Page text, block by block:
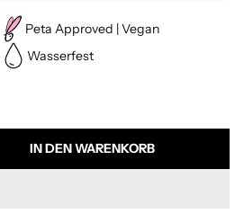
Peta Approved | Vegan
Wasserfest
IN DEN WARENKORB